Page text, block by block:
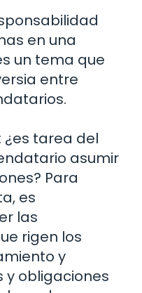
en una
un tema que
entre
¿es tarea del
asumir
Para
es
las
rigen los
y
y obligaciones